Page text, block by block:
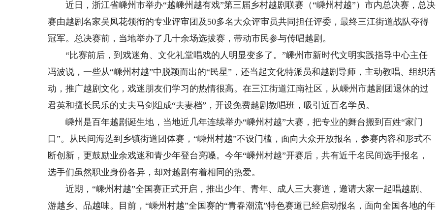
近日，浙江省嵊州市举办“越嵊州越有戏”第三届乡村越剧联赛（“嵊州村越”）市内总决赛，总决
赛由越剧名家吴凤花领衔的专业评审团及50多名大众评审员共同担任评委，最终三江街道战队夺得
冠军。总决赛前，当地举办了几十余场选拔赛，带动市民参与传唱越剧。
“比赛前后，到戏迷角、文化礼堂唱戏的人明显变多了。”嵊州市新时代文明实践指导中心主任
冯波说，一些从“嵊州村越”中脱颖而出的“民星”，还当起文化特派员和越剧导师，主动教唱、组织活
动，推广越剧文化，戏迷朋友们学习的热情很高。在三江街道江南社区，从嵊州市越剧团退休的过
君英和擅长民乐的丈夫马剑组成“夫妻档”，开设免费越剧教唱班，吸引近百名学员。
嵊州是百年越剧诞生地，当地近几年连续举办“嵊州村越”大赛，把专业的舞台搬到百姓“家门
口”。从民间海选到乡镇街道团体赛，“嵊州村越”不设门槛，面向大众开放报名，参赛内容和形式不
断创新，更鼓励业余戏迷和青少年登台亮嗓。今年“嵊州村越”开赛后，共有近千名民间选手报名，
选手们虽然职业身份各异，却对越剧有着相同的热爱。
近期，“嵊州村越”全国赛正式开启，推出少年、青年、成人三大赛道，邀请大家一起唱越剧、
游越乡、品越味。目前，“嵊州村越”全国赛的“青春潮流”特色赛道已经启动报名，面向全国各地的年